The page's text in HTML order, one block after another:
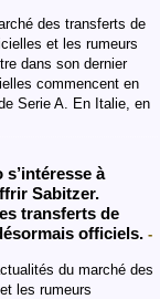
des transferts de
et les rumeurs
dans son dernier
commencent en
Serie A. En Italie, en
à
Sabitzer.
transferts de
officiels. -
du marché des
les rumeurs